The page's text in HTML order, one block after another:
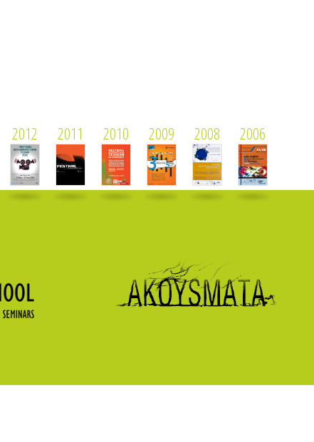
2012 2011 2010 2009 2008 2006